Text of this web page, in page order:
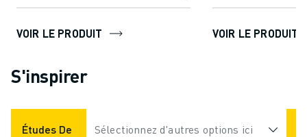
VOIR LE PRODUIT VOIR LE PRODUIT
S'inspirer
Études De Cas Applications Industries
Sélectionnez d'autres options ici